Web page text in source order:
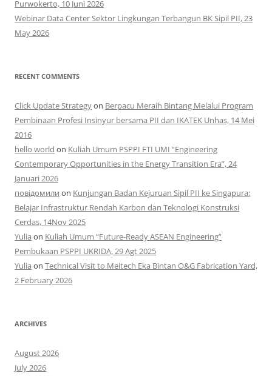
Purwokerto, 10 Juni 2026
Webinar Data Center Sektor Lingkungan Terbangun BK Sipil PII, 23
May 2026
RECENT COMMENTS
Click Update Strategyon Berpacu Meraih Bintang Melalui Program
Pembinaan Profesi Insinyur bersama PII dan IKATEK Unhas, 14 Mei
2016
hello world on Kuliah Umum PSPPI FTI UMI “Engineering
Contemporary Opportunities in the Energy Transition Era”, 24
Januari 2026
повідомили on Kunjungan Badan Kejuruan Sipil PII ke Singapura:
Belajar Infrastruktur Rendah Karbon dan Teknologi Konstruksi
Cerdas, 14Nov 2025
Yulia on Kuliah Umum “Future-Ready ASEAN Engineering”
Pembukaan PSPPI UKRIDA, 29 Agt 2025
Yulia on Technical Visit to Meitech Eka Bintan O&G Fabrication Yard,
2 February 2026
ARCHIVES
August 2026
July 2026